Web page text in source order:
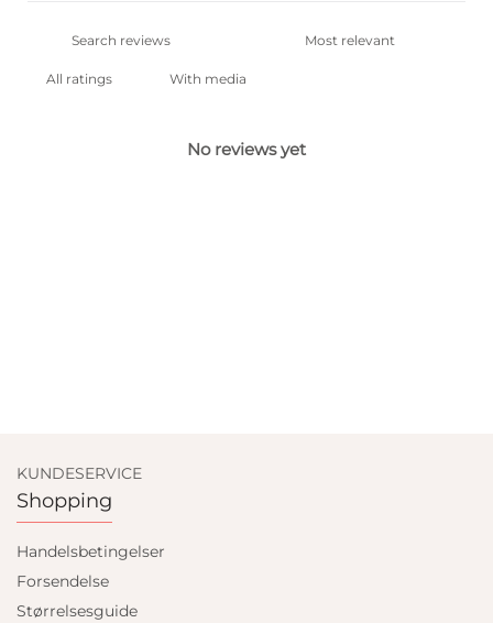
With media
No reviews yet
KUNDESERVICE
Shopping
Handelsbetingelser
Forsendelse
Størrelsesguide